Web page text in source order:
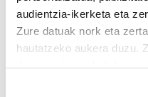
audientzia-ikerketa eta
Zure datuak nork eta
hautatzeko aukera duzu.